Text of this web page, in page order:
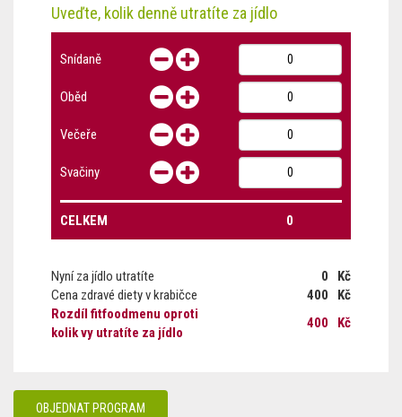
Uveďte, kolik denně utratíte za jídlo
Snídaně
Oběd
Večeře
Svačiny
CELKEM 0
Nyní za jídlo utratíte 0
Kč
Cena zdravé diety v krabičce
400
Kč
Rozdíl fitfoodmenu oproti
kolik vy utratíte za jídlo
400 Kč
OBJEDNAT PROGRAM